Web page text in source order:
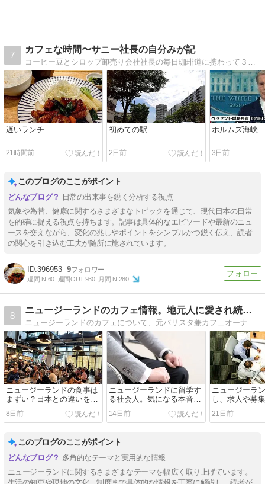
7
カフェな時間〜サニー社長の自分みが記
コーヒー豆とシロップ卸売り会社社長の毎日珈琲道に携わって３７年、サニーフーヅ社長の日々の行動を綴ったオンオフ日記。
遅いランチ
21時間前
初めての駅
2日前
ホルムズ海峡
3日前
このブログのここがポイント
日常の出来事を鋭く分析する視点
気象や為替、健康に関するさまざまなトピックを通じて、現代日本の日常
を的確に捉える視点を持ちます。記事は具体的なエピソードや最新のニュ
ースを交えながら、変化の兆しやポイントをシンプルかつ鋭く伝え、読者
の関心を引き込む工夫が随所に施されています。
396953 9
週間IN:60 週間OUT:930 月間IN:280
8
ニュージーランドのカフェ情報。地元人に愛され続ける店特集
ニュージーランドのカフェについて、元バリスタ兼カフェオーナーが独断と偏見で料理やコーヒー、お店の雰囲気や立地も含めたあらゆる視点で生情報を紹介していくシリーズ
ニュージーランドの食事は
まずい？日本との違いを考
察する
8日前
ニュージーランドに留学す
る社会人。気になる本音の
お話し
14日前
ニュージーラ
し、求人や募
つけ方
21日前
このブログのここがポイント
多角的なテーマと実用的な情報
ニュージーランドに関するさまざまなテーマを幅広く取り上げています。